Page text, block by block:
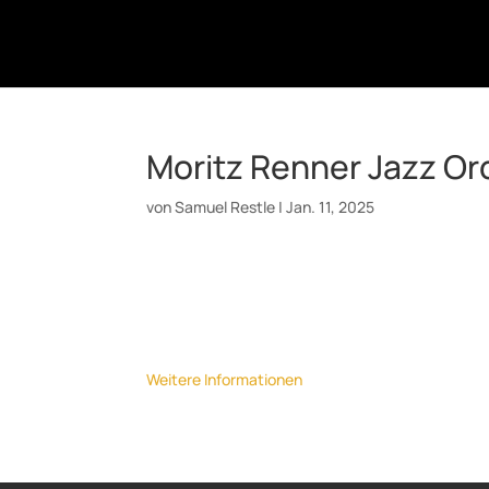
Moritz Renner Jazz
vonSamuel Restle |Jan. 11, 2025
Weitere Informationen